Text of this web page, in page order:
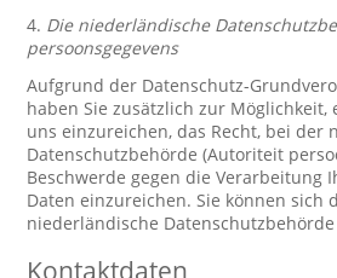
4. Die niederländische
persoonsgegevens
Aufgrund der Datenschutz-
haben Sie zusätzlich zur Möglichkeit,
uns einzureichen, das Recht, bei der
Datenschutzbehörde (Autoriteit
Beschwerde gegen die Verarbeitung
Daten einzureichen. Sie können sich
niederländische
Kontaktdaten